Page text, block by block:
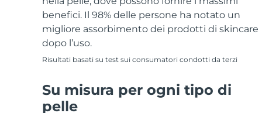
benefici. Il 98% delle persone ha notato un
migliore assorbimento dei prodotti di skincare
dopo l’uso.
Risultati basati su test sui consumatori condotti da terzi
Su misura per ogni tipo di
pelle